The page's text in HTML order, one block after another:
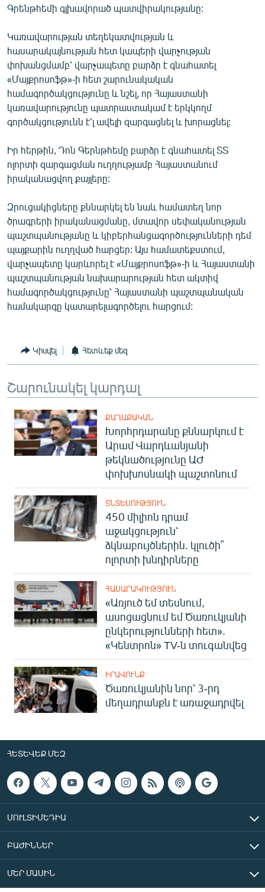
ԲԱՆԱՎԵՃ
ՁԳՏԵԼՈՎ ԼԱՎԱԳՈՒՅՆԻՆ
ՓՈԴՔԱՍԹ
Հայերեն
English
Русский
ՀԵՏԵՎԵՔ ՄԵԶ
«Ազատության» բոլոր կայքերը
Գրենթհեմի գլխավորած պատվիրակությանը:
Կառավարության տեղեկատվության և
հասարակայնության հետ կապերի վարչության
փոխանցմամբ՝ վարչապետը բարձր է գնահատել
«Մայքրոսոֆթ»-ի հետ շարունակական
համագործակցությունը և նշել, որ Հայաստանի
կառավարությունը պատրաստակամ է երկկողմ
գործակցությունն է՛լ ավելի զարգացնել և խորացնել:
Իր հերթին, Դոն Գերնթհեմը բարձր է գնահատել ՏՏ
ոլորտի զարգացման ուղղությամբ Հայաստանում
իրականացվող քայլերը:
Զրուցակիցները քննարկել են նաև համատեղ նոր
ծրագրերի իրականացմանը, մտավոր սեփականության
պաշտպանությանը և կիբերհանցագործությունների դեմ
պայքարին ուղղված հարցեր: Այս համատեքստում,
վարչապետը կարևորել է «Մայքրոսոֆթ»-ի և Հայաստանի
պաշտպանության նախարարության հետ ակտիվ
համագործակցությունը՝ Հայաստանի պաշտպանական
համակարգը կատարելագործելու հարցում:
Կիսվել Հետևեք մեզ
Շարունակել կարդալ
ՔԱՂԱՔԱԿԱՆ
Խորհրդարանը քննարկում է
Արամ Վարդևանյանի
թեկնածությունը ԱԺ
փոխխոսնակի պաշտոնում
ՏՆՏԵՍՈՒԹՅՈՒՆ
450 միլիոն դրամ
աջակցություն՝
ձկնաբույծներին. կլուծի՞
ոլորտի խնդիրները
ՀԱՍԱՐԱԿՈՒԹՅՈՒՆ
«Առյուծ եմ տեսնում,
ասոցացնում եմ Ծառուկյանի
ընկերությունների հետ».
«Կենտրոն» TV-ն տուգանվեց
ԻՐԱՎՈՒՆՔ
Ծառուկյանին նոր՝ 3-րդ
մեղադրանքն է առաջադրվել
ՀԵՏԵՎԵՔ ՄԵԶ
ՄՈՒԼՏԻՄԵԴԻԱ
ԲԱԺԻՆՆԵՐ
ՄԵՐ ՄԱՍԻՆ